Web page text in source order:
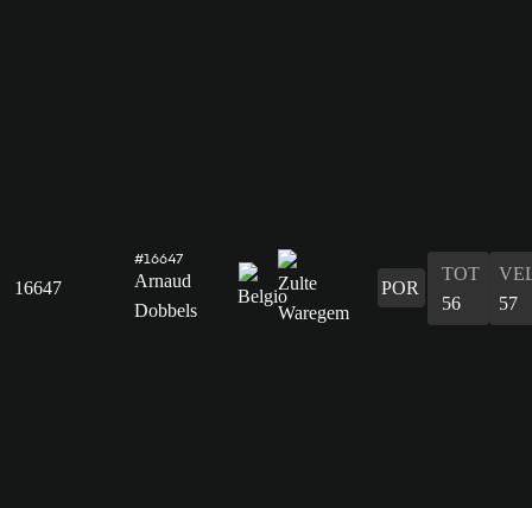
16647
#16647
Arnaud
Dobbels
POR
TOT
56
57